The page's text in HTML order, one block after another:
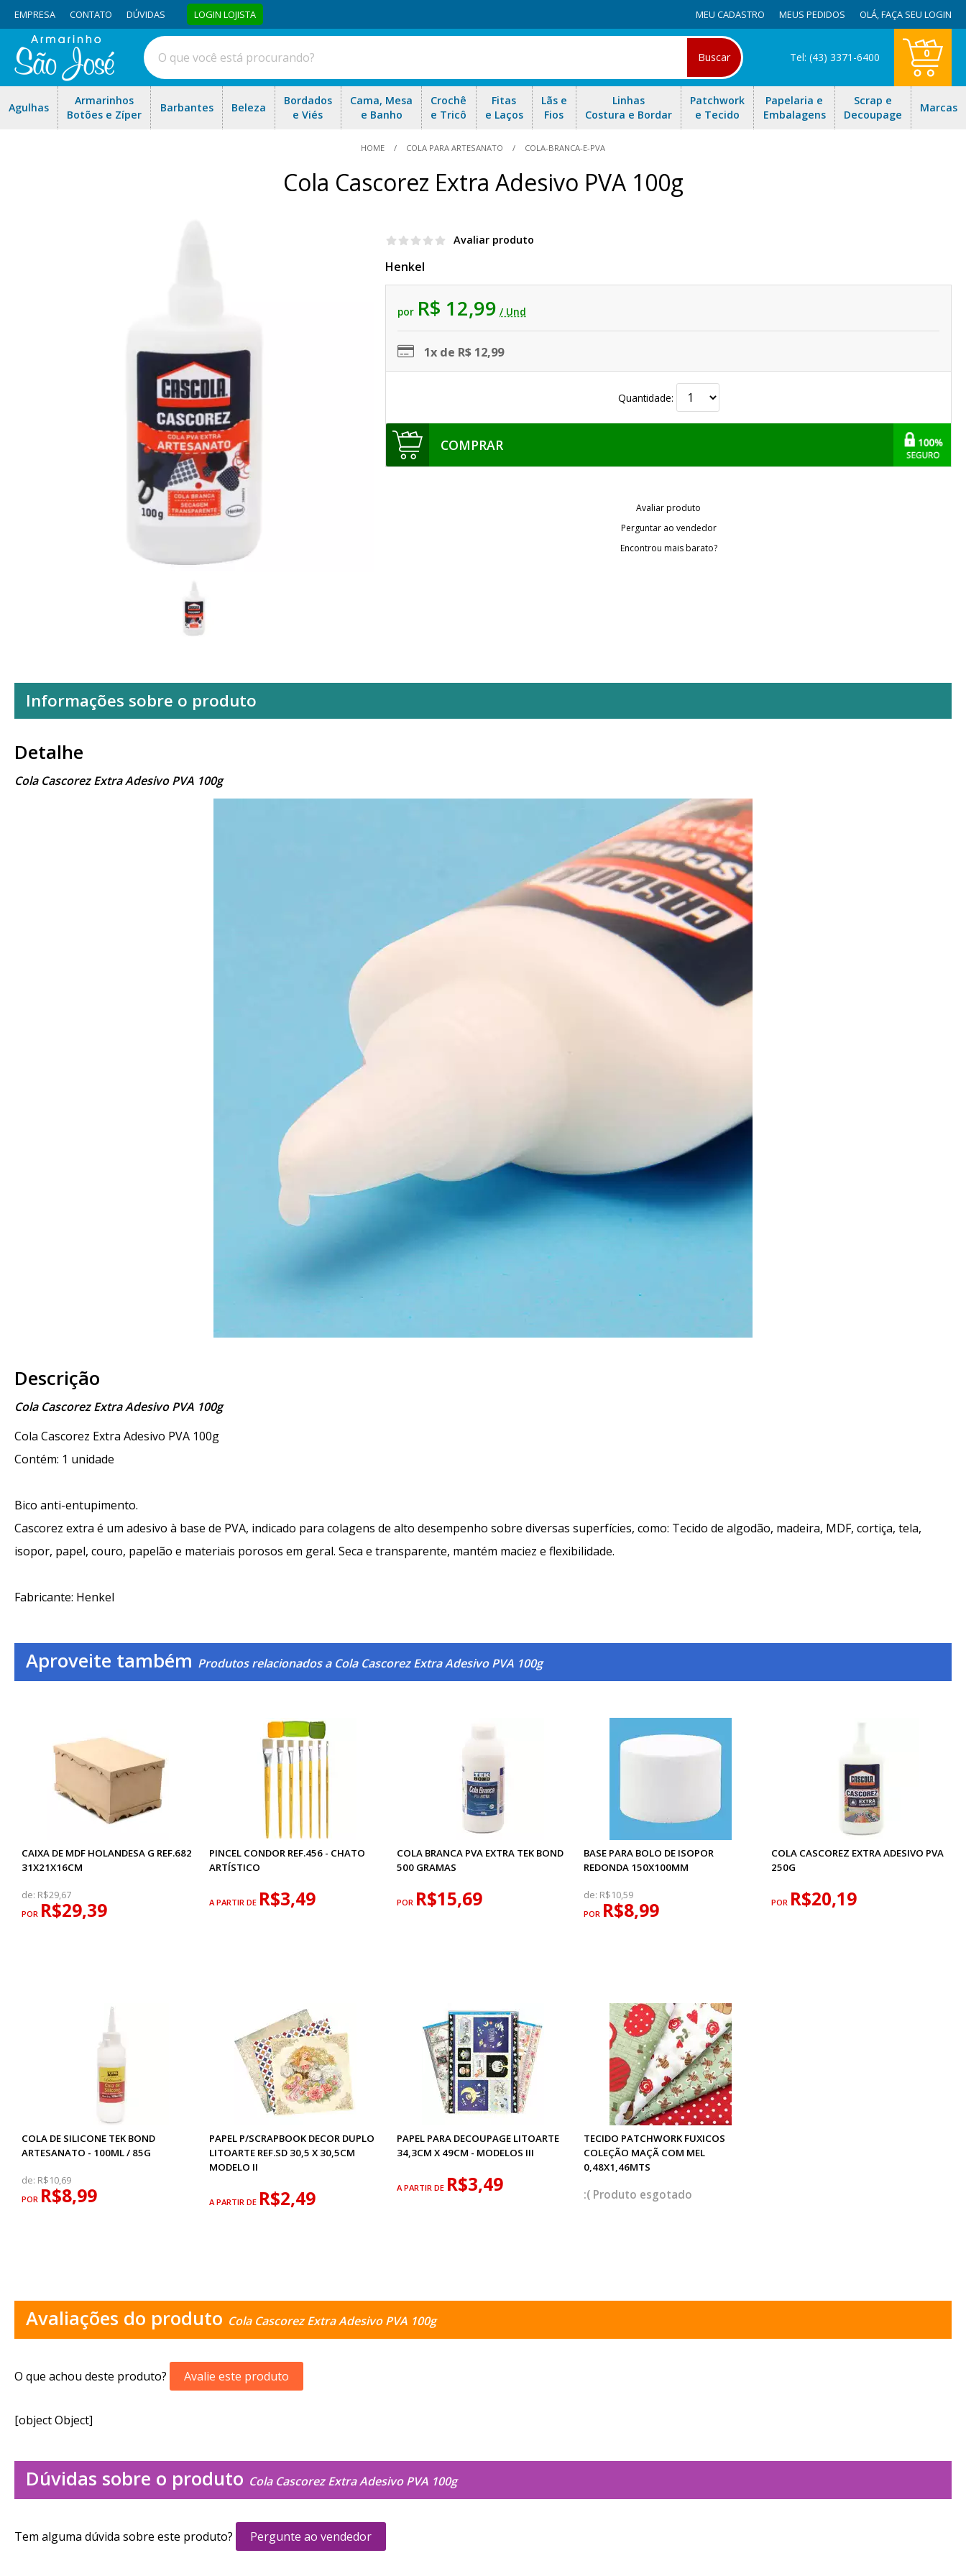
EMPRESA CONTATO DÚVIDAS LOGIN LOJISTA MEU CADASTRO MEUS PEDIDOS OLÁ,FAÇA SEU LOGIN
Buscar Tel: (43) 3371-6400 0
Agulhas
Armarinhos
Botões e Zíper
Barbantes Beleza
Bordados
e Viés
Cama, Mesa
e Banho
Crochê
e Tricô
Fitas
e Laços
Lãs e
Fios
Linhas
Costura e Bordar
Patchwork
e Tecido
Papelaria e
Embalagens
Scrap e
Decoupage
Marcas
HOME COLA PARA ARTESANATO COLA-BRANCA-E-PVA
Cola Cascorez Extra Adesivo PVA 100g
Avaliar produto
Henkel
por R$ 12,99 / Und
1x de R$ 12,99
Quantidade:
COMPRAR
Avaliar produto
Perguntar ao vendedor
Encontrou mais barato?
Informações sobre o produto
Detalhe
Cola Cascorez Extra Adesivo PVA 100g
Descrição
Cola Cascorez Extra Adesivo PVA 100g
Cola Cascorez Extra Adesivo PVA 100g
Contém: 1 unidade
Bico anti-entupimento.
Cascorez extra é um adesivo à base de PVA, indicado para colagens de alto desempenho sobre diversas superfícies, como: Tecido de algodão, madeira, MDF, cortiça, tela,
isopor, papel, couro, papelão e materiais porosos em geral. Seca e transparente, mantém maciez e flexibilidade.
Fabricante: Henkel
Aproveite também Produtos relacionados a Cola Cascorez Extra Adesivo PVA 100g
CAIXA DE MDF HOLANDESA G REF.682
31X21X16CM
de: R$29,67
POR R$29,39
PINCEL CONDOR REF.456 - CHATO
ARTÍSTICO
A PARTIR DE R$3,49
COLA BRANCA PVA EXTRA TEK BOND
500 GRAMAS
POR R$15,69
BASE PARA BOLO DE ISOPOR
REDONDA 150X100MM
de: R$10,59
POR R$8,99
COLA CASCOREZ EXTRA ADESIVO PVA
250G
POR R$20,19
COLA DE SILICONE TEK BOND
ARTESANATO - 100ML / 85G
de: R$10,69
POR R$8,99
PAPEL P/SCRAPBOOK DECOR DUPLO
LITOARTE REF.SD 30,5 X 30,5CM
MODELO II
A PARTIR DE R$2,49
PAPEL PARA DECOUPAGE LITOARTE
34,3CM X 49CM - MODELOS III
A PARTIR DE R$3,49
TECIDO PATCHWORK FUXICOS
COLEÇÃO MAÇÃ COM MEL
0,48X1,46MTS
esgotado
Avaliações do produto Cola Cascorez Extra Adesivo PVA 100g
O que achou deste produto? Avalie este produto
[object Object]
Dúvidas sobre o produto Cola Cascorez Extra Adesivo PVA 100g
Tem alguma dúvida sobre este produto? Pergunte ao vendedor